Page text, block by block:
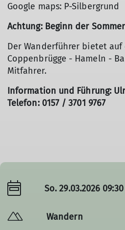
Google maps: P-Silbergrund
Achtung: Beginn der
Der Wanderführer bietet auf
Coppenbrügge - Hameln -
Mitfahrer.
Information und Führung:
Telefon: 0157 / 3701 9767
So. 29.03.2026
Wandern